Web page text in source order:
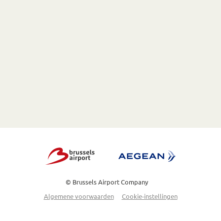
© Brussels Airport Company
Algemene voorwaarden
Cookie-instellingen